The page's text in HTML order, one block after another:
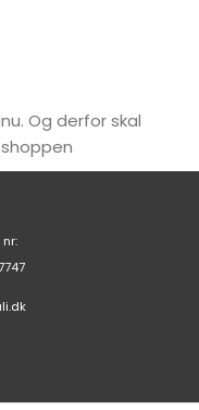
Og derfor skal
nr: